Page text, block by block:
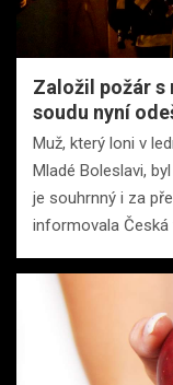
Založil požár s
soudu nyní
Muž, který loni v
Mladé Boleslavi,
je souhrnný i za
informovala Česká